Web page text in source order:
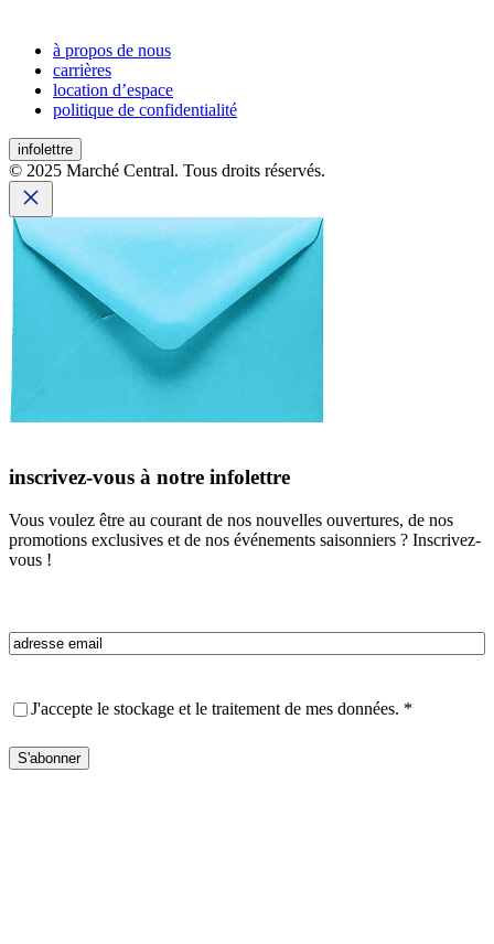
à propos de nous
carrières
location d’espace
politique de confidentialité
infolettre
© 2025 Marché Central. Tous droits réservés.
inscrivez-vous à notre infolettre
Vous voulez être au courant de nos nouvelles ouvertures, de nos
promotions exclusives et de nos événements saisonniers ? Inscrivez-
vous !
Email(Nécessaire)
Privacy(Nécessaire)
J'accepte le stockage et le traitement de mes données. *